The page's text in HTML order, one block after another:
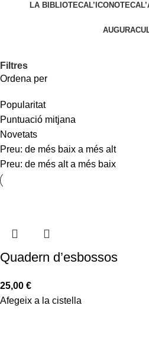
LA BIBLIOTECAL’ICONOTECA
Filtres
Ordena per
Popularitat
Puntuació mitjana
Novetats
Preu: de més baix a més alt
Preu: de més alt a més baix
Quadern d’esbossos
25,00 €
Afegeix a la cistella